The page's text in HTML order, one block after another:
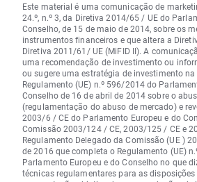
Este material é uma comunicação de
24.º, n.º 3, da Diretiva 2014/65 / UE do
Conselho, de 15 de maio de 2014, sobre os
instrumentos financeiros e que altera a
Diretiva 2011/61/ UE (MiFID II). A
uma recomendação de investimento ou
ou sugere uma estratégia de investimento
Regulamento (UE) n.º 596/2014 do
Conselho de 16 de abril de 2014 sobre o
(regulamentação do abuso de mercado) e
2003/6 / CE do Parlamento Europeu e do
Comissão 2003/124 / CE, 2003/125 / CE e
Regulamento Delegado da Comissão (UE )
de 2016 que completa o Regulamento (UE)
Parlamento Europeu e do Conselho no que
técnicas regulamentares para as